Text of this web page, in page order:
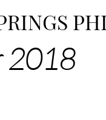
2018